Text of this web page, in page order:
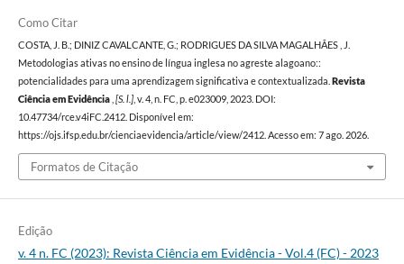
Como Citar
COSTA, J. B.; DINIZ CAVALCANTE, G.; RODRIGUES DA SILVA MAGALHÃES , J.
Metodologias ativas no ensino de língua inglesa no agreste alagoano::
potencialidades para uma aprendizagem significativa e contextualizada. Revista
Ciência em Evidência [S. l.], v. 4, n. FC, p. e023009, 2023. DOI:
10.47734/rce.v4iFC.2412. Disponível em:
https://ojs.ifsp.edu.br/cienciaevidencia/article/view/2412. Acesso em: 7 ago. 2026.
Formatos de Citação
Edição
v. 4 n. FC (2023): Revista Ciência em Evidência - Vol.4 (FC) - 2023